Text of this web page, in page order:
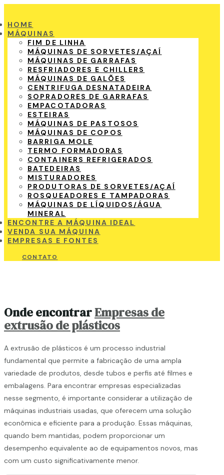
HOME
MÁQUINAS
FIM DE LINHA
MÁQUINAS DE SORVETES/AÇAÍ
MÁQUINAS DE GARRAFAS
RESFRIADORES E CHILLERS
MÁQUINAS DE GALÕES
CENTRIFUGA DESNATADEIRA
SOPRADORES DE GARRAFAS
EMPACOTADORAS
ESTEIRAS
MÁQUINAS DE PASTOSOS
MÁQUINAS DE COPOS
BARRIGA MOLE
TERMO FORMADORAS
CONTAINERS REFRIGERADOS
BATEDEIRAS
MISTURADORES
PRODUTORAS DE SORVETES/AÇAÍ
ROSQUEADORES E TAMPADORAS
MÁQUINAS DE LÍQUIDOS/ÁGUA
MINERAL
ENCONTRE A MÁQUINA IDEAL
VENDA SUA MÁQUINA
EMPRESAS E FONTES
CONTATO
Onde encontrarEmpresas de
extrusão de plásticos
A extrusão de plásticos é um processo industrial
fundamental que permite a fabricação de uma ampla
variedade de produtos, desde tubos e perfis até filmes e
embalagens. Para encontrar empresas especializadas
nesse segmento, é importante considerar a utilização de
máquinas industriais usadas, que oferecem uma solução
econômica e eficiente para a produção. Essas máquinas,
quando bem mantidas, podem proporcionar um
desempenho equivalente ao de equipamentos novos, mas
com um custo significativamente menor.